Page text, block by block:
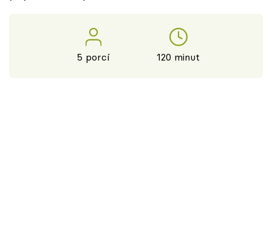
5 porcí 120 minut